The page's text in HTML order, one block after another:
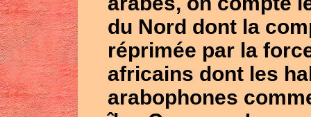
du Nord dont la
réprimée par la
africains dont les
arabophones